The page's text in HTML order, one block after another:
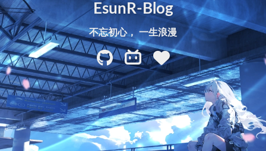
EsunR-Blog
不忘初心， 一生浪漫